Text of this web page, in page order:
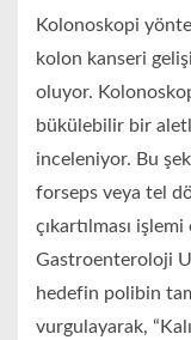
Kolonoskopi
kolon kanseri
oluyor.
bükülebilir bir
inceleniyor. Bu
forseps veya tel
çıkartılması
Gastroenteroloji
hedefin polibin
vurgulayarak,